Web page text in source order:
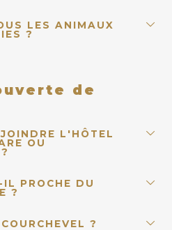
LES ANIMAUX
?
de
L'HÔTEL
OU
PROCHE DU
?
?